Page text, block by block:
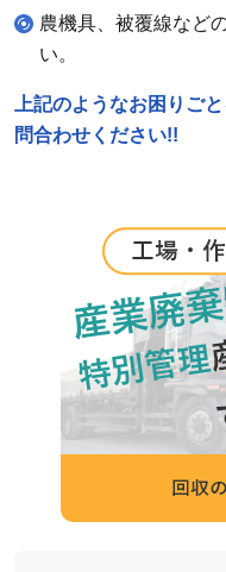
農機具、被覆線など
い。
上記のようなお困りご
問合わせください!!